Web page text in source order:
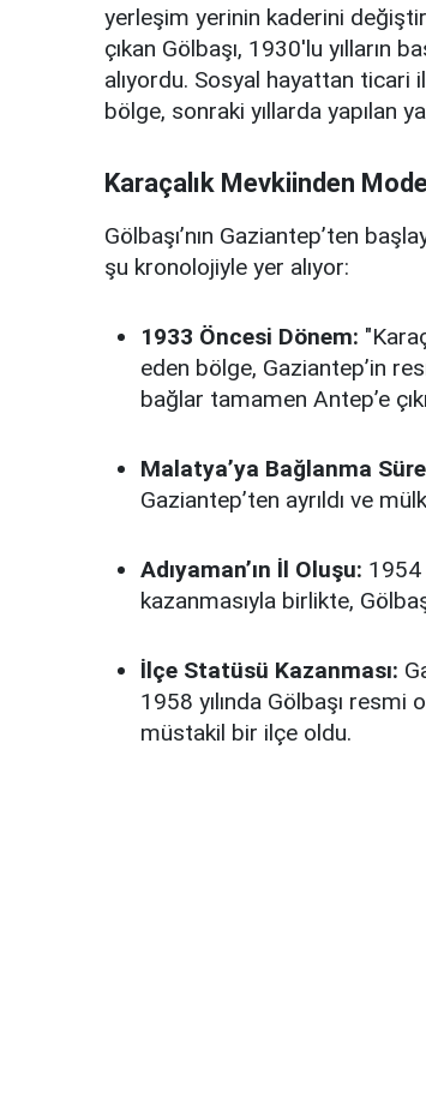
yerleşim yerinin kaderini
çıkan Gölbaşı, 1930'lu yılların
alıyordu. Sosyal hayattan ticari
bölge, sonraki yıllarda yapılan
Karaçalık Mevkiinden
Gölbaşı’nın Gaziantep’ten
şu kronolojiyle yer alıyor:
1933 Öncesi Dönem:
eden bölge, Gaziantep’in
bağlar tamamen Antep’e
Malatya’ya Bağlanma
Gaziantep’ten ayrıldı ve
Adıyaman’ın İl Oluşu: 1954
kazanmasıyla birlikte,
İlçe Statüsü Kazanması:
1958 yılında Gölbaşı resmi
müstakil bir ilçe oldu.